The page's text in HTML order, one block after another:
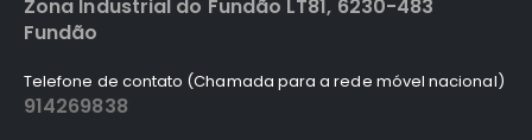
Zona Industrial do Fundão LT81, 6230-483
Fundão
Telefone de contato (Chamada para a rede móvel nacional)
914269838